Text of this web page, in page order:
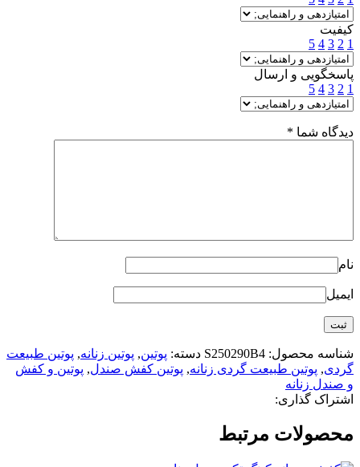
کیفیت
1
2
3
4
5
پاسخگویی و ارسال
1
2
3
4
5
دیدگاه شما *
نام
ایمیل
شناسه محصول: S250290B4 دسته: پوتین, پوتین زنانه, پوتین طبیعت
گردی, پوتین طبیعت گردی زنانه, پوتین کفش صندل, پوتین و کفش
و صندل زنانه
اشتراک گذاری:
محصولات مرتبط